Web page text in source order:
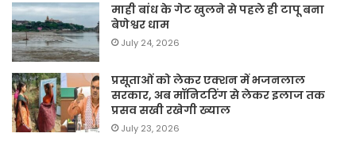
माही बांध के गेट खुलने से पहले ही टापू बना
बेणेश्वर धाम
July 24, 2026
प्रसूताओं को लेकर एक्शन में भजनलाल
सरकार, अब मॉनिटरिंग से लेकर इलाज तक
प्रसव सखी रखेगी ख्याल
July 23, 2026